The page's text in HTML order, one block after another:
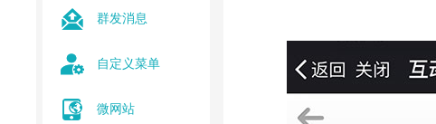
群发消息
自定义菜单
微网站